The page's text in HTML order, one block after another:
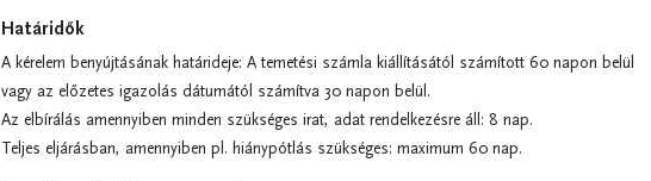
Határidők
A kérelem benyújtásának határideje: A temetési számla kiállításától számított 60 napon belül
vagy az előzetes igazolás dátumától számítva 30 napon belül.
Az elbírálás amennyiben minden szükséges irat, adat rendelkezésre áll: 8 nap.
Teljes eljárásban, amennyiben pl. hiánypótlás szükséges: maximum 60 nap.